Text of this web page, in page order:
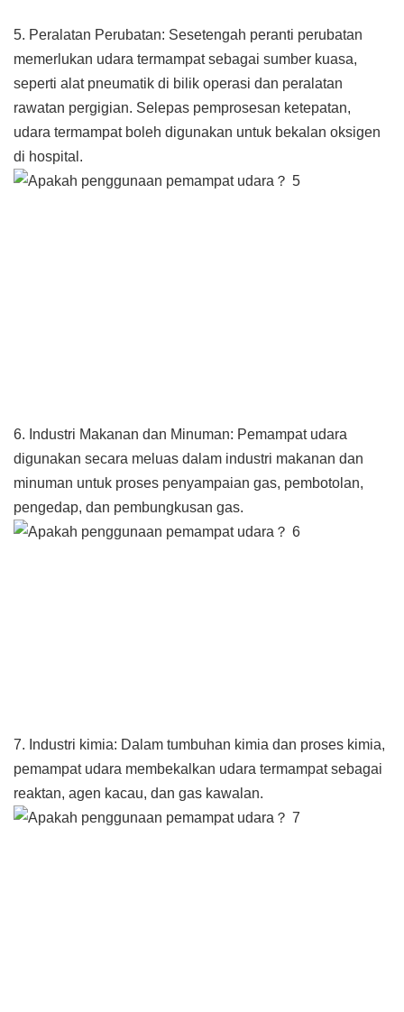
5. Peralatan Perubatan: Sesetengah peranti perubatan
memerlukan udara termampat sebagai sumber kuasa,
seperti alat pneumatik di bilik operasi dan peralatan
rawatan pergigian. Selepas pemprosesan ketepatan,
udara termampat boleh digunakan untuk bekalan oksigen
di hospital.
6. Industri Makanan dan Minuman: Pemampat udara
digunakan secara meluas dalam industri makanan dan
minuman untuk proses penyampaian gas, pembotolan,
pengedap, dan pembungkusan gas.
7. Industri kimia: Dalam tumbuhan kimia dan proses kimia,
pemampat udara membekalkan udara termampat sebagai
reaktan, agen kacau, dan gas kawalan.